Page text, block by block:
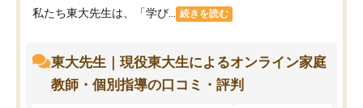
私たち東大先生は、「学び... 続きを読む
東大先生｜現役東大生によるオンライン家庭
教師・個別指導の口コミ・評判